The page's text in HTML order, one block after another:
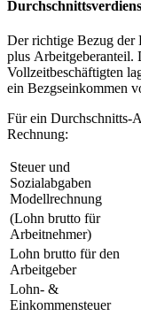
Der richtige Bezug der
plus Arbeitgeberanteil.
Vollzeitbeschäftigten
ein Bezgseinkommen
Für ein Durchschnitts-
Rechnung:
Steuer und
Sozialabgaben
Modellrechnung
(Lohn brutto für
Arbeitnehmer)
Lohn brutto für den
Arbeitgeber
Lohn- &
Einkommensteuer